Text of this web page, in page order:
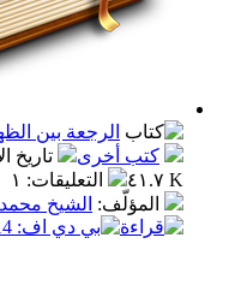
الرجعة بين الظهور والمعاد
أخرى
تاريخ الإنشاء :
التعليقات:١
الشيخ محمد السند